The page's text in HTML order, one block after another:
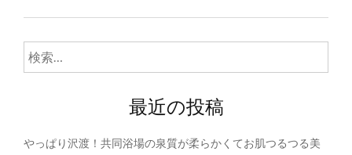
ー
シ
ョ
検
索:
最近の投稿
やっぱり沢渡！共同浴場の泉質が柔らかくてお肌つるつる美